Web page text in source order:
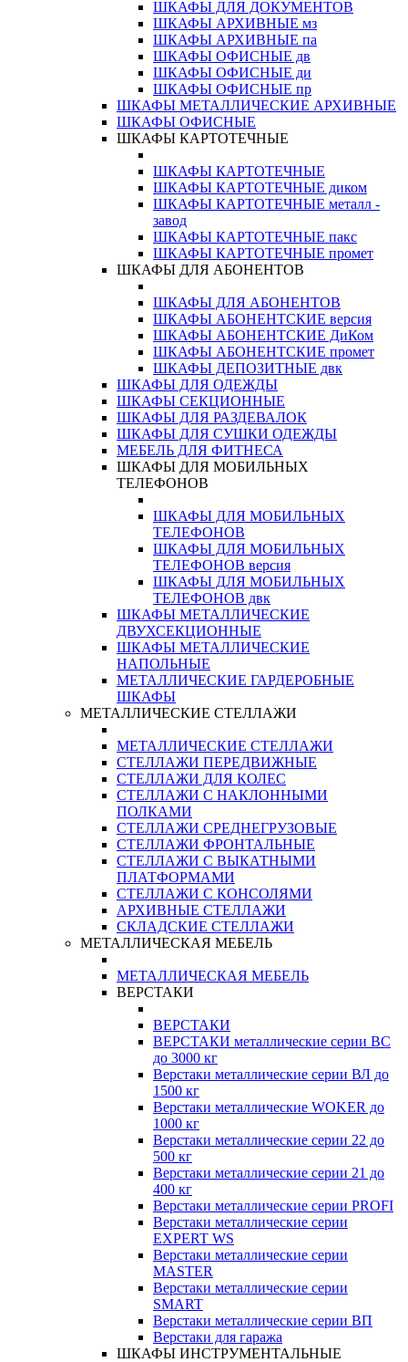
ШКАФЫ ДЛЯ ДОКУМЕНТОВ
ШКАФЫ АРХИВНЫЕ мз
ШКАФЫ АРХИВНЫЕ па
ШКАФЫ ОФИСНЫЕ дв
ШКАФЫ ОФИСНЫЕ ди
ШКАФЫ ОФИСНЫЕ пр
ШКАФЫ МЕТАЛЛИЧЕСКИЕ АРХИВНЫЕ
ШКАФЫ ОФИСНЫЕ
ШКАФЫ КАРТОТЕЧНЫЕ
ШКАФЫ КАРТОТЕЧНЫЕ
ШКАФЫ КАРТОТЕЧНЫЕ диком
ШКАФЫ КАРТОТЕЧНЫЕ металл -
завод
ШКАФЫ КАРТОТЕЧНЫЕ пакс
ШКАФЫ КАРТОТЕЧНЫЕ промет
ШКАФЫ ДЛЯ АБОНЕНТОВ
ШКАФЫ ДЛЯ АБОНЕНТОВ
ШКАФЫ АБОНЕНТСКИЕ версия
ШКАФЫ АБОНЕНТСКИЕ ДиКом
ШКАФЫ АБОНЕНТСКИЕ промет
ШКАФЫ ДЕПОЗИТНЫЕ двк
ШКАФЫ ДЛЯ ОДЕЖДЫ
ШКАФЫ СЕКЦИОННЫЕ
ШКАФЫ ДЛЯ РАЗДЕВАЛОК
ШКАФЫ ДЛЯ СУШКИ ОДЕЖДЫ
МЕБЕЛЬ ДЛЯ ФИТНЕСА
ШКАФЫ ДЛЯ МОБИЛЬНЫХ
ТЕЛЕФОНОВ
ШКАФЫ ДЛЯ МОБИЛЬНЫХ
ТЕЛЕФОНОВ
ШКАФЫ ДЛЯ МОБИЛЬНЫХ
ТЕЛЕФОНОВ версия
ШКАФЫ ДЛЯ МОБИЛЬНЫХ
ТЕЛЕФОНОВ двк
ШКАФЫ МЕТАЛЛИЧЕСКИЕ
ДВУХСЕКЦИОННЫЕ
ШКАФЫ МЕТАЛЛИЧЕСКИЕ
НАПОЛЬНЫЕ
МЕТАЛЛИЧЕСКИЕ ГАРДЕРОБНЫЕ
ШКАФЫ
МЕТАЛЛИЧЕСКИЕ СТЕЛЛАЖИ
МЕТАЛЛИЧЕСКИЕ СТЕЛЛАЖИ
СТЕЛЛАЖИ ПЕРЕДВИЖНЫЕ
СТЕЛЛАЖИ ДЛЯ КОЛЕС
СТЕЛЛАЖИ С НАКЛОННЫМИ
ПОЛКАМИ
СТЕЛЛАЖИ СРЕДНЕГРУЗОВЫЕ
СТЕЛЛАЖИ ФРОНТАЛЬНЫЕ
СТЕЛЛАЖИ С ВЫКАТНЫМИ
ПЛАТФОРМАМИ
СТЕЛЛАЖИ С КОНСОЛЯМИ
АРХИВНЫЕ СТЕЛЛАЖИ
СКЛАДСКИЕ СТЕЛЛАЖИ
МЕТАЛЛИЧЕСКАЯ МЕБЕЛЬ
МЕТАЛЛИЧЕСКАЯ МЕБЕЛЬ
ВЕРСТАКИ
ВЕРСТАКИ
ВЕРСТАКИ металлические серии ВС
до 3000 кг
Верстаки металлические серии ВЛ до
1500 кг
Верстаки металлические WOKER до
1000 кг
Верстаки металлические серии 22 до
500 кг
Верстаки металлические серии 21 до
400 кг
Верстаки металлические серии PROFI
Верстаки металлические серии
EXPERT WS
Верстаки металлические серии
MASTER
Верстаки металлические серии
SMART
Верстаки металлические серии ВП
Верстаки для гаража
ШКАФЫ ИНСТРУМЕНТАЛЬНЫЕ